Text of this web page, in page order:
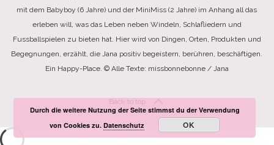
mit dem Babyboy (6 Jahre) und der MiniMiss (2 Jahre) im Anhang all das
erleben will, was das Leben neben Windeln, Schlafliedern und
Fussballspielen zu bieten hat. Hier wird von Dingen, Orten, Produkten und
Begegnungen, erzählt, die Jana positiv begeistern, berühren, beschäftigen.
Ein Happy-Place. © Alle Texte: missbonnebonne / Jana
Back to top
Durch die weitere Nutzung der Seite stimmst du der Verwendung
von Cookies zu.Datenschutz OK